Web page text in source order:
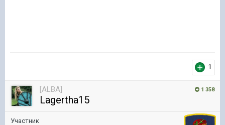
1
1 358
[ALBA]
Lagertha15
Участник